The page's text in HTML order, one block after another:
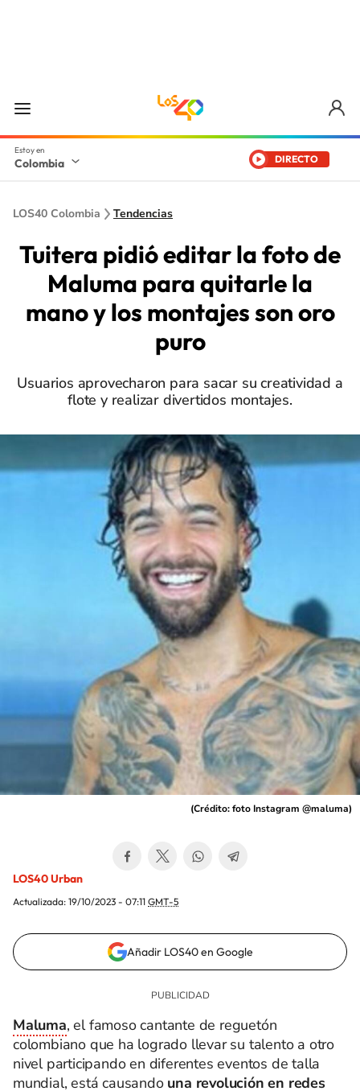
Colombia DIRECTO
LOS40 Colombia Tendencias
Tuitera pidió editar la foto de
Maluma para quitarle la
mano y los montajes son oro
puro
Usuarios aprovecharon para sacar su creatividad a
flote y realizar divertidos montajes.
(Crédito: foto Instagram @maluma)
LOS40 Urban
Actualizada: 19/10/2023 - 07:11 GMT-5
Añadir LOS40 en Google
Maluma, el famoso cantante de reguetón
colombiano que ha logrado llevar su talento a otro
nivel participando en diferentes eventos de talla
mundial, está causando una revolución en redes